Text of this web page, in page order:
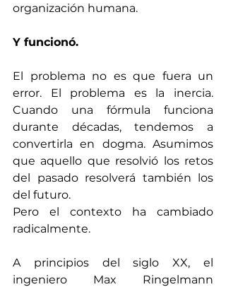
organización humana.
Y funcionó.
El problema no es que fuera un
error. El problema es la inercia.
Cuando una fórmula funciona
durante décadas, tendemos a
convertirla en dogma. Asumimos
que aquello que resolvió los retos
del pasado resolverá también los
del futuro.
Pero el contexto ha cambiado
radicalmente.
A principios del siglo XX, el
ingeniero Max Ringelmann